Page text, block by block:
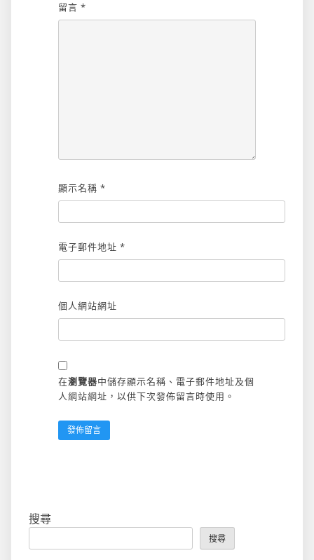
留言 *
顯示名稱 *
電子郵件地址 *
個人網站網址
在瀏覽器中儲存顯示名稱、電子郵件地址及個
人網站網址，以供下次發佈留言時使用。
搜尋
搜尋